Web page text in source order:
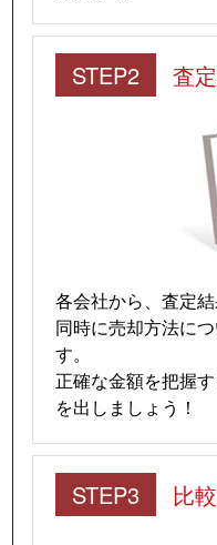
STEP2 査
各会社から、査定結
同時に売却方法に
す。
正確な金額を把握
を出しましょう！
STEP3 比